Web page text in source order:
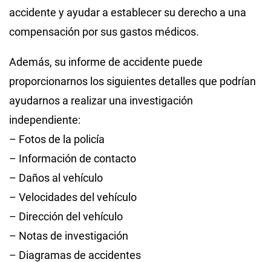
accidente y ayudar a establecer su derecho a una
compensación por sus gastos médicos.
Además, su informe de accidente puede
proporcionarnos los siguientes detalles que podrían
ayudarnos a realizar una investigación
independiente:
– Fotos de la policía
– Información de contacto
– Daños al vehículo
– Velocidades del vehículo
– Dirección del vehículo
– Notas de investigación
– Diagramas de accidentes